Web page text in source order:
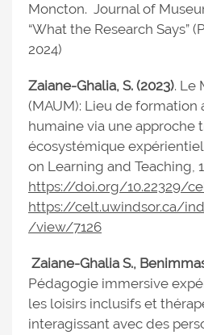
Moncton. Journal of
“What the Research Says”
2024)
Zaiane-Ghalia, S. (2023). Le
(MAUM): Lieu de formation
humaine via une approche
écosystémique
on Learning and Teaching,
https://doi.org/10.22329/
https://celt.uwindsor.ca/
/view/7126
Zaiane-Ghalia S.,
Pédagogie immersive
les loisirs inclusifs et
interagissant avec des